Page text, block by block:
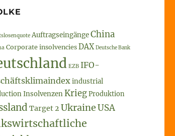
AuftragseingängeChina
Corporate insolvencies DAX Deutsche Bank
EZB IFO-
industrial
InsolvenzenKriegProduktion
Target 2 UkraineUSA